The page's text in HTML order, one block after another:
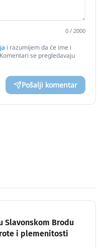
0 / 2000
i razumijem da će ime i
se pregledavaju
Pošalji komentar
Brodu
i plemenitosti